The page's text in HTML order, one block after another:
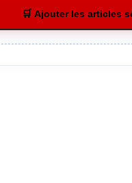
🛒 Ajouter les articles